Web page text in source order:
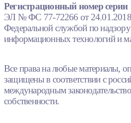
Регистрационный номер серии
ЭЛ № ФС 77-72266 от 24.01.2018.
Федеральной службой по надзору
информационных технологий и
Все права на любые материалы,
защищены в соответствии с
международным
собственности.